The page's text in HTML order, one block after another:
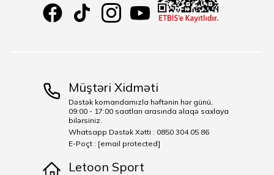
Müştəri Xidməti
Dəstək komandamızla həftənin hər günü,
09:00 - 17:00 saatları arasında əlaqə saxlaya
bilərsiniz.
Whatsapp Dəstək Xətti : 0850 304 05 86
E-Poçt : [email protected]
Letoon Sport